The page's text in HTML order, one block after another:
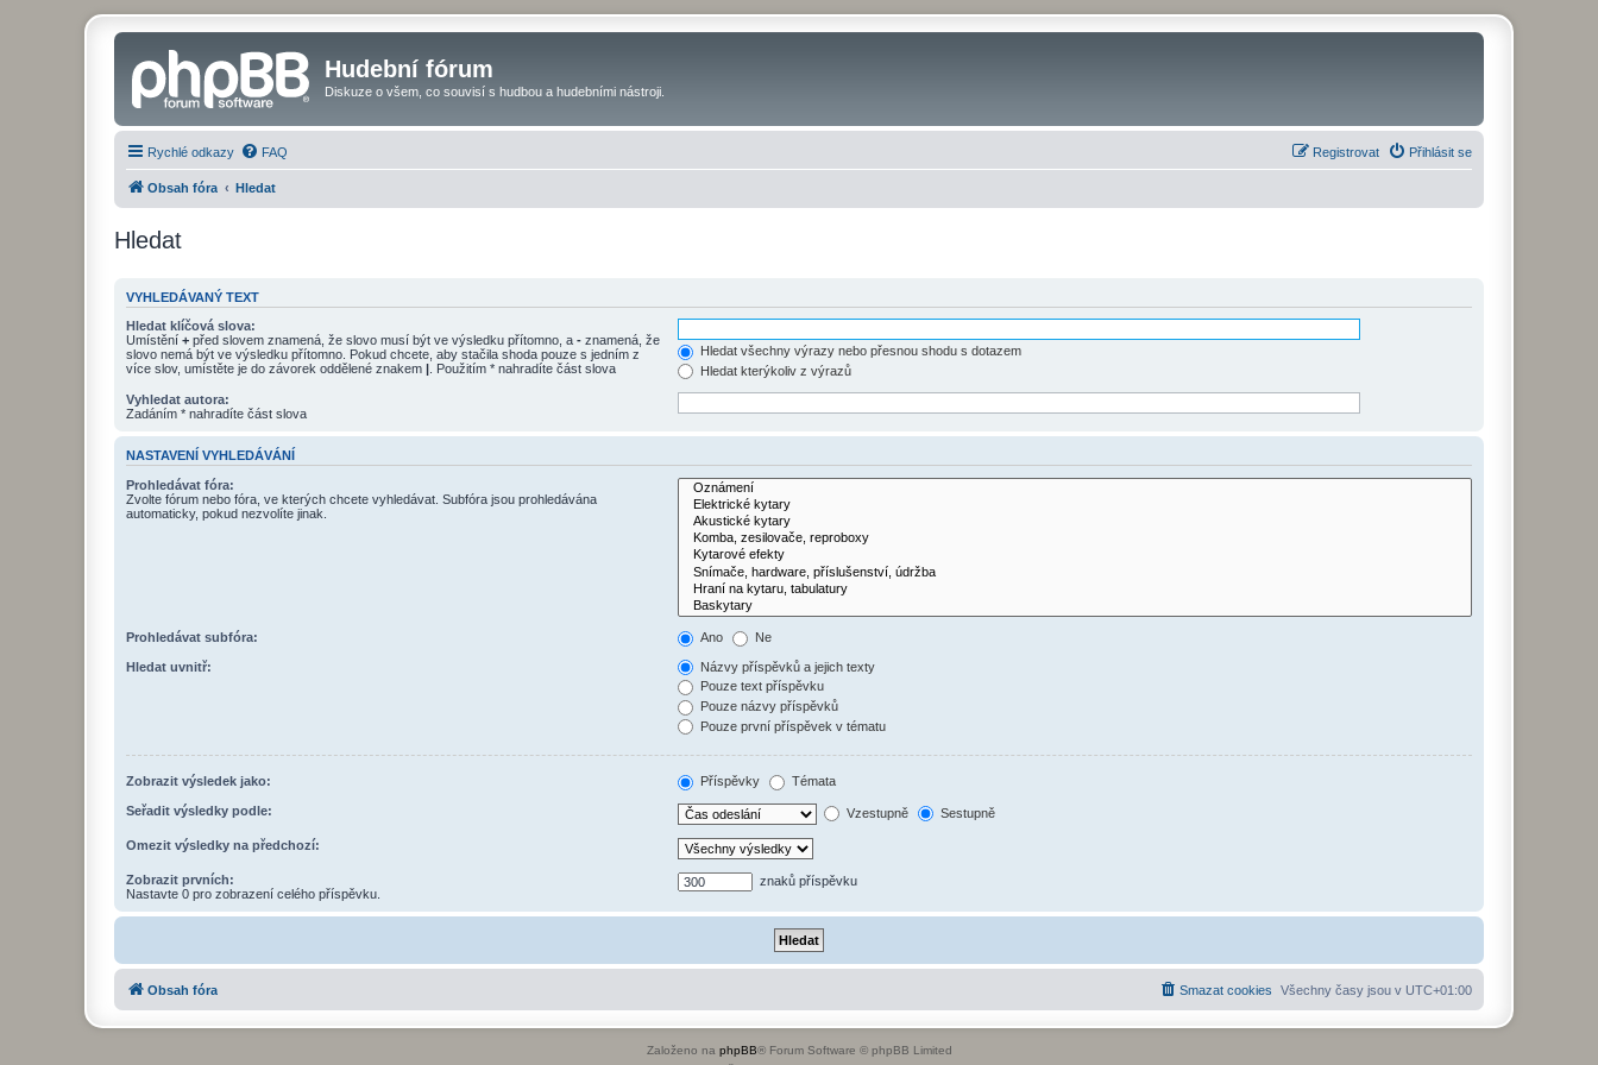
Hudební fórum
Diskuze o všem, co souvisí s hudbou a hudebními nástroji.
Rychlé odkazy FAQ Přihlásit se
Registrovat
Obsah fóra Hledat
Hledat
VYHLEDÁVANÝ TEXT
Hledat klíčová slova:
Umístění + před slovem znamená, že slovo musí být ve výsledku přítomno, a - znamená, že
slovo nemá být ve výsledku přítomno. Pokud chcete, aby stačila shoda pouze s jedním z
více slov, umístěte je do závorek oddělené znakem | . Použitím * nahradíte část slova
Hledat všechny výrazy nebo přesnou shodu s dotazem
Hledat kterýkoliv z výrazů
Vyhledat autora:
Zadáním * nahradíte část slova
NASTAVENÍ VYHLEDÁVÁNÍ
Prohledávat fóra:
Zvolte fórum nebo fóra, ve kterých chcete vyhledávat. Subfóra jsou prohledávána
automaticky, pokud nezvolíte jinak.
Prohledávat subfóra: Ano Ne
Hledat uvnitř:
Názvy příspěvků a jejich texty
Pouze text příspěvku
Pouze názvy příspěvků
Pouze první příspěvek v tématu
Zobrazit výsledek jako: Příspěvky Témata
Seřadit výsledky podle: Vzestupně Sestupně
Omezit výsledky na předchozí:
Zobrazit prvních:
Nastavte 0 pro zobrazení celého příspěvku.
znaků příspěvku
Obsah fóra Všechny časy jsou v UTC+01:00
Smazat cookies
Založeno na phpBB® Forum Software © phpBB Limited